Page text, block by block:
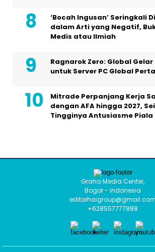
‘Bocah Ingusan’ Seringkali
dalam Arti yang Negatif,
Medis atau Ilmiah
Ragnarok Zero: Global Gelar
untuk Server PC Global
Mitrade Perpanjang Kerja
dengan AFA hingga 2027,
Tingginya Antusiasme Piala
Graha Media Center,
Bogor - Indonesia
+628557777888